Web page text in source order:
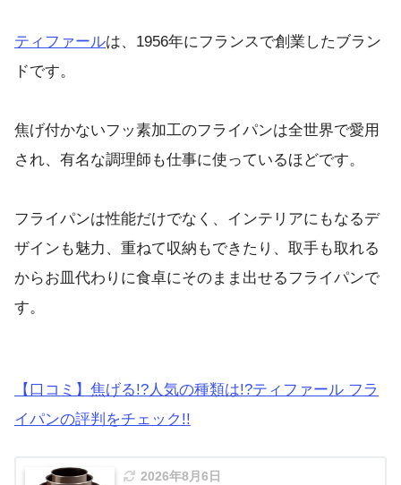
ティファールは、1956年にフランスで創業したブラン
ドです。
焦げ付かないフッ素加工のフライパンは全世界で愛用
され、有名な調理師も仕事に使っているほどです。
フライパンは性能だけでなく、インテリアにもなるデ
ザインも魅力、重ねて収納もできたり、取手も取れる
からお皿代わりに食卓にそのまま出せるフライパンで
す。
【口コミ】焦げる!?人気の種類は!?ティファール フラ
イパンの評判をチェック!!
2026年8月6日